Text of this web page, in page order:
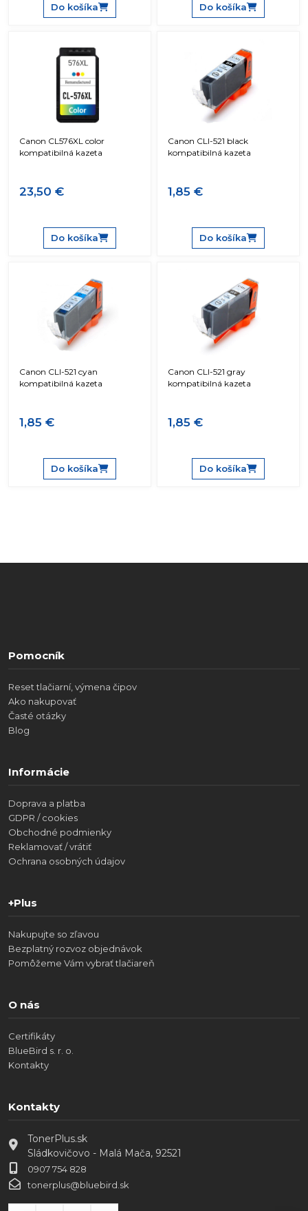
Do košíka Do košíka
Canon CL576XL color
kompatibilná kazeta
23,50 €
Do košíka
Canon CLI-521 black
kompatibilná kazeta
1,85 €
Do košíka
Canon CLI-521 cyan
kompatibilná kazeta
1,85 €
Do košíka
Canon CLI-521 gray
kompatibilná kazeta
1,85 €
Do košíka
Pomocník
Reset tlačiarní, výmena čipov
Ako nakupovať
Časté otázky
Blog
Informácie
Doprava a platba
GDPR / cookies
Obchodné podmienky
Reklamovať / vrátiť
Ochrana osobných údajov
+Plus
Nakupujte so zľavou
Bezplatný rozvoz objednávok
Pomôžeme Vám vybrať tlačiareň
O nás
Certifikáty
BlueBird s. r. o.
Kontakty
Kontakty
TonerPlus.sk
Sládkovičovo - Malá Mača, 92521
0907 754 828
tonerplus@bluebird.sk